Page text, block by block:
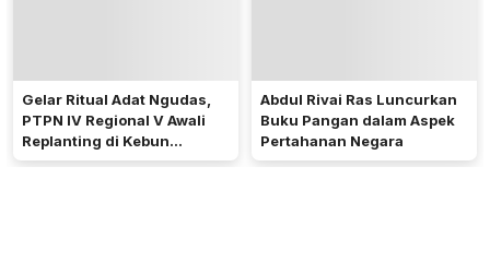
Gelar Ritual Adat Ngudas,
PTPN IV Regional V Awali
Replanting di Kebun
Kembayan
Abdul Rivai Ras Luncurkan
Buku Pangan dalam Aspek
Pertahanan Negara